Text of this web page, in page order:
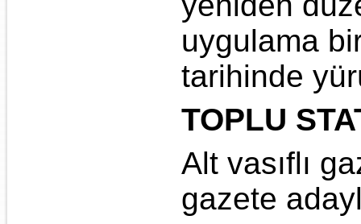
uygulama
tarihinde
TOPLU
Alt vasıflı
gazete